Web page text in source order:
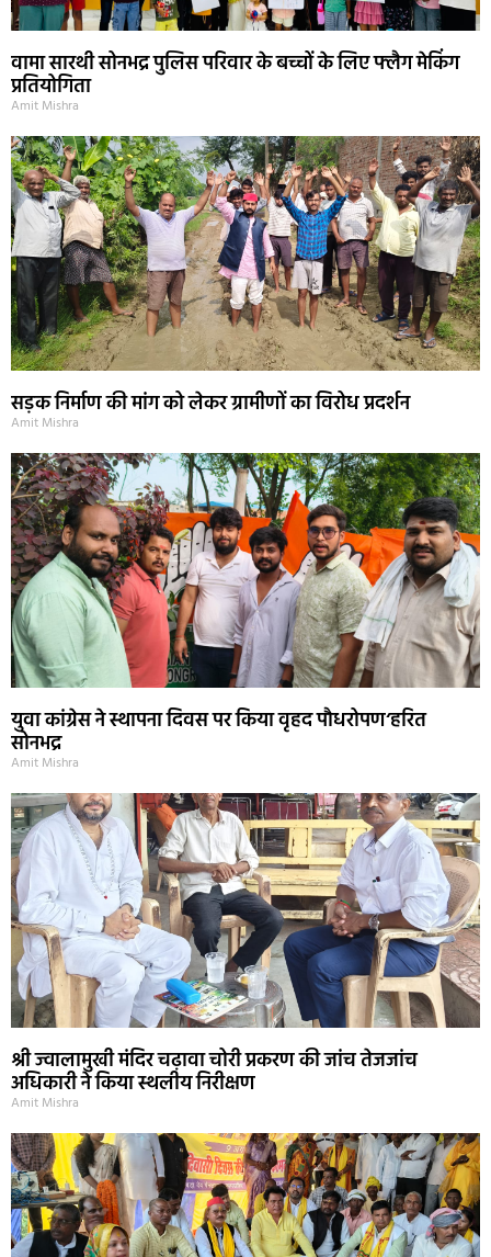
वामा सारथी सोनभद्र पुलिस परिवार के बच्चों के लिए फ्लैग मेकिंग
प्रतियोगिता
Amit Mishra
सड़क निर्माण की मांग को लेकर ग्रामीणों का विरोध प्रदर्शन
Amit Mishra
युवा कांग्रेस ने स्थापना दिवस पर किया वृहद पौधरोपण‘हरित
सोनभद्र
Amit Mishra
श्री ज्वालामुखी मंदिर चढ़ावा चोरी प्रकरण की जांच तेजजांच
अधिकारी ने किया स्थलीय निरीक्षण
Amit Mishra